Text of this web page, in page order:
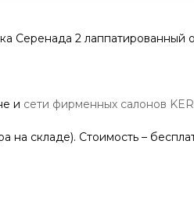
Серенада 2 лаппатированный
и сети фирменных салонов
на складе). Стоимость –